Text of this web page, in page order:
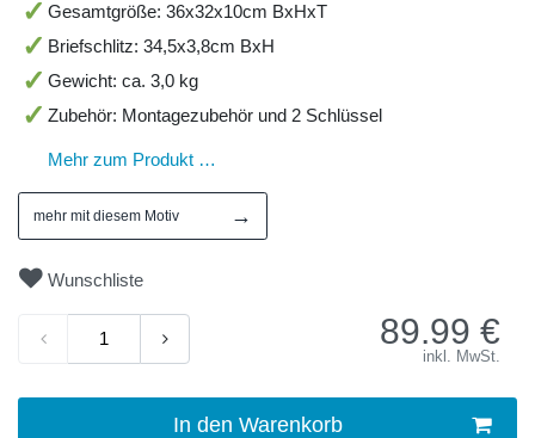
Gesamtgröße: 36x32x10cm BxHxT
Briefschlitz: 34,5x3,8cm BxH
Gewicht: ca. 3,0 kg
Zubehör: Montagezubehör und 2 Schlüssel
Mehr zum Produkt …
mehr mit diesem Motiv →
Wunschliste
89.99 €
inkl. MwSt.
In den Warenkorb